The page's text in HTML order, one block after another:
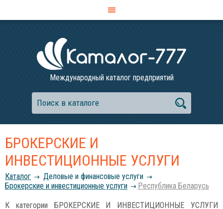
Международный каталог предприятий
БРОКЕРСКИЕ И
ИНВЕСТИЦИОННЫЕ УСЛУГИ
Каталог
Деловые и финансовые услуги
Брокерские и инвестиционные услуги
Республика Беларусь
К категории БРОКЕРСКИЕ И ИНВЕСТИЦИОННЫЕ УСЛУГИ